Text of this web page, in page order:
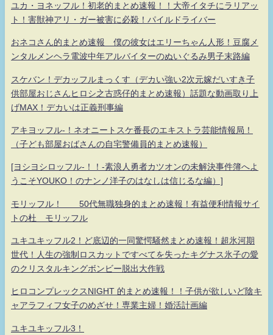
ユカ・ヨネッフル！初老的まとめ速報！！大帝イタチにラリアッ
ト！害獣神アリ・ガー被害に必殺！パイルドライバー
おネコさん的まとめ速報 僕の彼女はエリーちゃん人形！豆腐メ
ンタルメンヘラ電波中年アルバイターのぬいぐるみ男子末路編
スケバン！デカッフルまっくす（デカい強い2次元嫁だいすき子
供部屋おじさんヒロシ之古惑仔的まとめ速報）話題な動画取り上
げMAX！デカいは正義刑事編
アキヨッフル-！ネオニートスケ番長のエキストラ芸能情報局！
（子ども部屋おばさんの自宅警備員的まとめ速報）
[ヨシヨシロッフル-！！-素浪人勇者カツオンの未解決事件簿へよ
うこそYOUKO！のナンノ洋子のはなしは信じるな編）]
モリッフル！ 50代無職独身的まとめ速報！有益便利情報サイ
トの杜 モリッフル
ユキユキッフル2！ど底辺的一同驚愕騒然まとめ速報！超氷河期
世代！人生の強制ロスカットですべてを失ったキグナス氷子の愛
のクリスタルキングボンビー脱出大作戦
ヒロコンプレックスNIGHT 的まとめ速報！！子供が欲しいど陰キ
ャアラフィフ女子のめざせ！専業主婦！婚活計画編
ユキユキッフル3！